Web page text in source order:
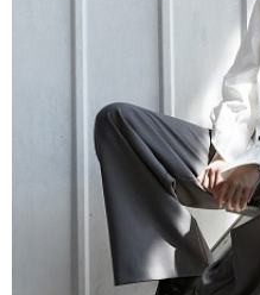
코조우스